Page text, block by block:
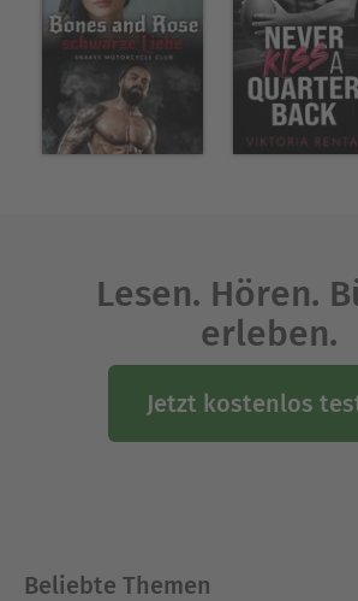
Lesen. Hören.
erleben.
Jetzt kostenlos
Beliebte Themen